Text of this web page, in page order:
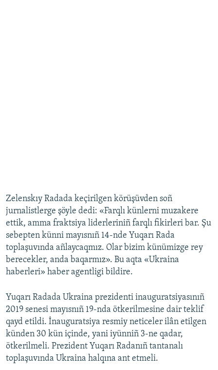
Zelenskıy Radada keçirilgen körüşüvden soñ
jurnalistlerge şöyle dedi: «Farqlı künlerni muzakere
ettik, amma fraktsiya liderleriniñ farqlı fikirleri bar. Şu
sebepten künni mayısnıñ 14-nde Yuqarı Rada
toplaşuvında añlaycaqmız. Olar bizim künümizge rey
berecekler, anda baqarmız». Bu aqta «Ukraina
haberleri» haber agentligi bildire.
Yuqarı Radada Ukraina prezidenti inauguratsiyasınıñ
2019 senesi mayısnıñ 19-nda ötkerilmesine dair teklif
qayd etildi. İnauguratsiya resmiy neticeler ilân etilgen
künden 30 kün içinde, yani iyünniñ 3-ne qadar,
ötkerilmeli. Prezident Yuqarı Radanıñ tantanalı
toplaşuvında Ukraina halqına ant etmeli.